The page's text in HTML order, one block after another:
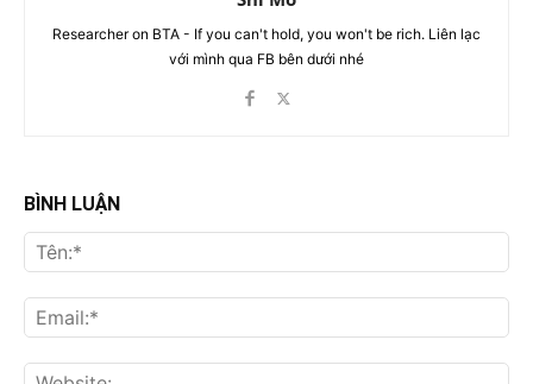
Researcher on BTA - If you can't hold, you won't be rich. Liên lạc
với mình qua FB bên dưới nhé
BÌNH LUẬN